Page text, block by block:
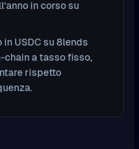
in corso su
USDC su 8lends
chain a tasso fisso,
rispetto